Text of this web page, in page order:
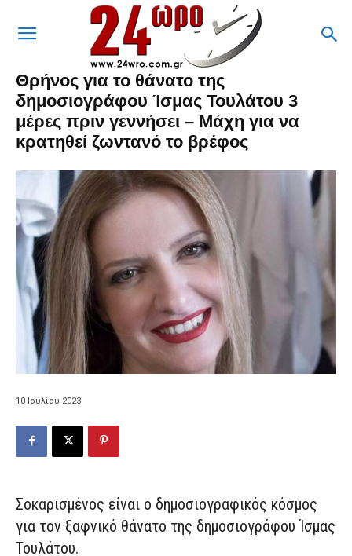
Θρήνος για το θάνατο της
δημοσιογράφου Ίσμας Τουλάτου 3
μέρες πριν γεννήσει – Μάχη για να
κρατηθεί ζωντανό το βρέφος
10 Ιουλίου 2023
Σοκαρισμένος είναι ο δημοσιογραφικός κόσμος
για τον ξαφνικό θάνατο της δημοσιογράφου Ίσμας
Τουλάτου.